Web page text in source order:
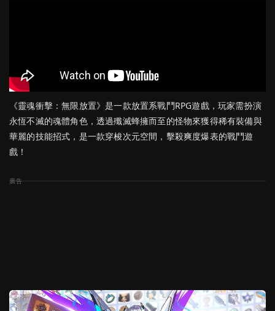
《靈魂衝擊：無限放置》是一款放置系戰鬥RPG遊戲，玩家需扮演
永恆不滅的魂體角色，透過殲滅蜂擁而至的怪物來獲得稀有裝備與
華麗的技能招式，是一款穿梭次元空間，擊殺爽度爆表的戰鬥遊
戲！